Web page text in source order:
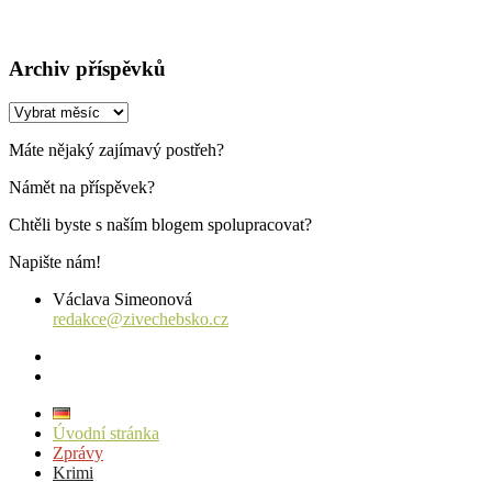
Archiv příspěvků
Archiv
Máte nějaký zajímavý postřeh?
Námět na příspěvek?
Chtěli byste s naším blogem spolupracovat?
Napište nám!
Václava Simeonová
redakce@zivechebsko.cz
Úvodní stránka
Zprávy
Krimi